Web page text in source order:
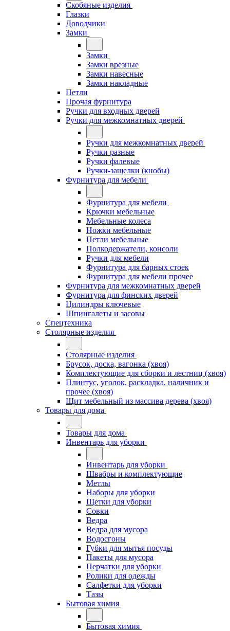
Скобяные изделия
Глазки
Доводчики
Замки
Замки
Замки врезные
Замки навесные
Замки накладные
Петли
Прочая фурнитура
Ручки для входных дверей
Ручки для межкомнатных дверей
Ручки для межкомнатных дверей
Ручки разные
Ручки фалевые
Ручки-защелки (кнобы)
Фурнитура для мебели
Фурнитура для мебели
Крючки мебельные
Мебельные колеса
Ножки мебельные
Петли мебельные
Полкодержатели, консоли
Ручки для мебели
Фурнитура для барных стоек
Фурнитура для мебели прочее
Фурнитура для межкомнатных дверей
Фурнитура для финских дверей
Цилиндры ключевые
Шпингалеты и засовы
Спецтехника
Столярные изделия
Столярные изделия
Брусок, доска, вагонка (хвоя)
Комплектующие для сборки и лестниц (хвоя)
Плинтус, уголок, раскладка, наличник и
прочее (хвоя)
Щит мебельный из массива дерева (хвоя)
Товары для дома
Товары для дома
Инвентарь для уборки
Инвентарь для уборки
Швабры и комплектующие
Метлы
Наборы для уборки
Щетки для уборки
Совки
Ведра
Ведра для мусора
Водосгоны
Губки для мытья посуды
Пакеты для мусора
Перчатки для уборки
Ролики для одежды
Салфетки для уборки
Тазы
Бытовая химия
Бытовая химия